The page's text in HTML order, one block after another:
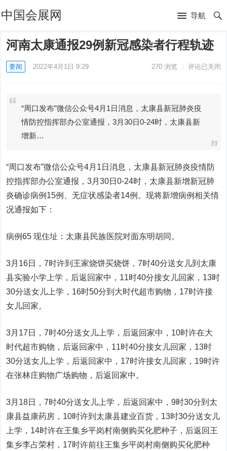
中国会展网 导航
河南太康通报29例新冠感染者行程轨迹
要闻 2022年4月1日 9:29 270浏览 评论已关闭
“周口发布”微信公众号4月1日消息，太康县新冠肺炎疫
情防控指挥部办公室通报，3月30日0-24时，太康县新
增新…
“周口发布”微信公众号4月1日消息，太康县新冠肺炎疫情防
控指挥部办公室通报，3月30日0-24时，太康县新增新冠肺
炎确诊病例15例、无症状感染者14例。现将新增病例相关情
况通报如下：
病例65 现住址：太康县民族医院对面东明胡同。
3月16日，7时许到王家烧饼买烧饼，7时40分送女儿到太康
县实验小学上学，后返回家中，11时40分接女儿回家，13时
30分送女儿上学，16时50分到大时代超市购物，17时许接
女儿回家。
3月17日，7时40分送女儿上学，后返回家中，10时许在大
时代超市购物，后返回家中，11时40分接女儿回家，13时
30分送女儿上学，后返回家中，17时许接女儿回家，19时许
在张林庄购物广场购物，后返回家中。
3月18日，7时40分送女儿上学，后返回家中，9时30分到太
康县益康药房，10时许到太康县建业百货，13时30分送女儿
上学，14时许在王集乡平岗村南侧购买化肥种子，后返回王
集乡李占荣村，17时许前往王集乡平岗村南侧购买化肥种